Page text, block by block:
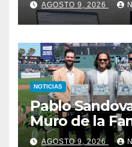
AGOSTO 9, 2026
NOTICIAS
Pablo
Muro de la
Francisco
AGOSTO 9, 2026